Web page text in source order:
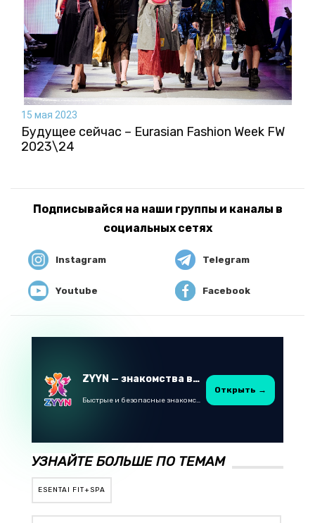
15 мая 2023
Будущее сейчас – Eurasian Fashion Week FW
2023\24
Подписывайся на наши группы и каналы в
социальных сетях
Instagram Telegram
Youtube Facebook
ZYYN — знакомства в Казахстане
Быстрые и безопасные знакомства в Telegram
Открыть →
УЗНАЙТЕ БОЛЬШЕ ПО ТЕМАМ
ESENTAI FIT+SPA